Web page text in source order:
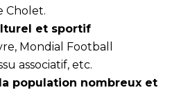
Cholet.
et sportif
Mondial Football
associatif, etc.
population nombreux et